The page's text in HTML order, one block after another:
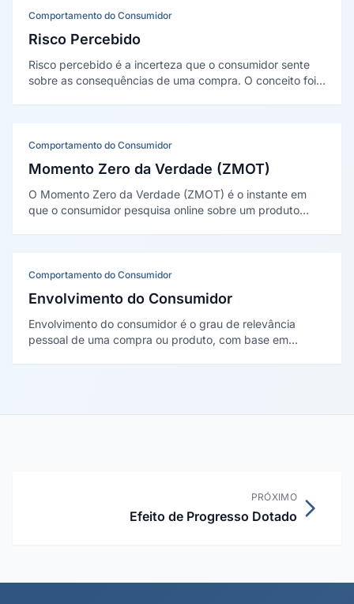
Comportamento do Consumidor
Risco Percebido
Risco percebido é a incerteza que o consumidor sente
sobre as consequências de uma compra. O conceito foi
Comportamento do Consumidor
Momento Zero da Verdade (ZMOT)
O Momento Zero da Verdade (ZMOT) é o instante em
que o consumidor pesquisa online sobre um produto
Comportamento do Consumidor
Envolvimento do Consumidor
Envolvimento do consumidor é o grau de relevância
pessoal de uma compra ou produto, com base em
PRÓXIMO
Efeito de Progresso Dotado